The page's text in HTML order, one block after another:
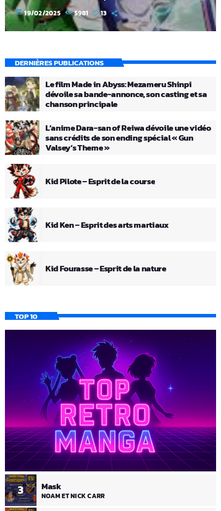
today 19/02/2025 5981 13
DERNIÈRES PUBLICATIONS
Le film Made in Abyss: Mezameru Shinpi
dévoile sa bande-annonce, son casting et sa
chanson principale
L’anime Dara-san of Reiwa dévoile une vidéo
sans crédits de son ending spécial « Gun
Valsey’s Theme »
Kid Pilote – Esprit de la course
Kid Ken – Esprit des arts martiaux
Kid Fourasse – Esprit de la nature
TOP 10
3 Mask
NOAM ET NICK CARR